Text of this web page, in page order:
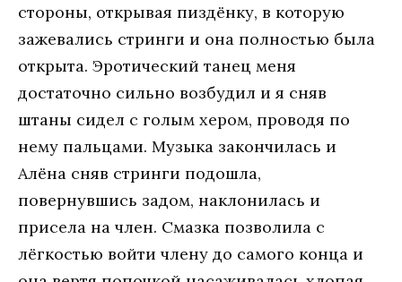
стороны, открывая пиздёнку, в которую
зажевались стринги и она полностью была
открыта. Эротический танец меня
достаточно сильно возбудил и я сняв
штаны сидел с голым хером, проводя по
нему пальцами. Музыка закончилась и
Алёна сняв стринги подошла,
повернувшись задом, наклонилась и
присела на член. Смазка позволила с
лёгкостью войти члену до самого конца и